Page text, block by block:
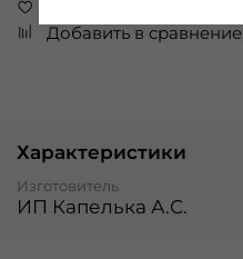
Добавить в сравнение
Характеристики
Изготовитель
ИП Капелька А.С.